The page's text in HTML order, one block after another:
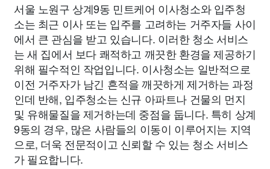
서울 노원구 상계9동 민트케어 이사청소와 입주청
소는 최근 이사 또는 입주를 고려하는 거주자들 사이
에서 큰 관심을 받고 있습니다. 이러한 청소 서비스
는 새 집에서 보다 쾌적하고 깨끗한 환경을 제공하기
위해 필수적인 작업입니다. 이사청소는 일반적으로
이전 거주자가 남긴 흔적을 깨끗하게 제거하는 과정
인데 반해, 입주청소는 신규 아파트나 건물의 먼지
및 유해물질을 제거하는데 중점을 둡니다. 특히 상계
9동의 경우, 많은 사람들의 이동이 이루어지는 지역
으로, 더욱 전문적이고 신뢰할 수 있는 청소 서비스
가 필요합니다.